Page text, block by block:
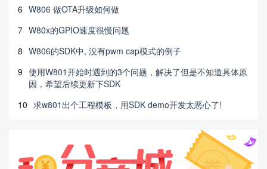
6 W806 做OTA升级如何做
7 W80x的GPIO速度很慢问题
8 W806的SDK中, 没有pwm cap模式的例子
9 使用W801开始时遇到的3个问题，解决了但是不知道具体原
因，希望后续更新下SDK
10 求w801出个工程模板，用SDK demo开发太恶心了!